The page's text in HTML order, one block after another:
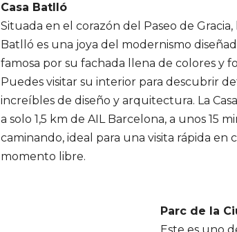
Casa Batlló
Situada en el corazón del Paseo de Gracia,
Batlló es una joya del modernismo
famosa por su fachada llena de colores y
Puedes visitar su interior para descubrir
increíbles de diseño y arquitectura. La
a solo 1,5 km de AIL Barcelona, a unos 15
caminando, ideal para una visita rápida en
momento libre.
Parc de la